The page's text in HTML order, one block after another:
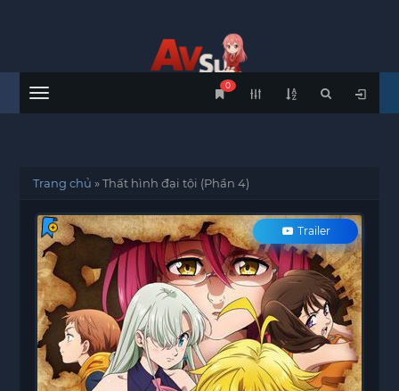
Menu
0
Trang chủ »Thất hình đại tội (Phần 4)
Trailer